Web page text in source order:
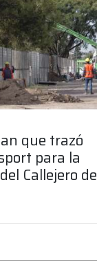
que trazó
para la
Callejero de